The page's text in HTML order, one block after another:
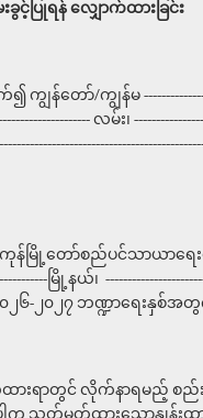
ခွင့်ပြုရန် လျှောက်ထားခြင်း
ော်/ကျွန်မ
လမ်း၊
န်မြို့တော်စည်ပင်သာယာရေ
မြို့နယ်၊
၀၂၇ ဘဏ္ဍာရေးနှစ်အတွ
ားရာတွင် လိုက်နာရမည့် စည်